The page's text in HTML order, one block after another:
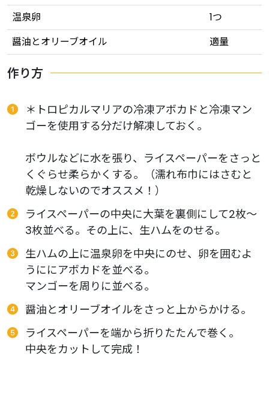
温泉卵
1つ
醤油とオリーブオイル
適量
作り方
＊トロピカルマリアの冷凍アボカドと冷凍マン
ゴーを使用する分だけ解凍しておく。
ボウルなどに水を張り、ライスペーパーをさっと
くぐらせ柔らかくする。（濡れ布巾にはさむと
乾燥しないのでオススメ！）
ライスペーパーの中央に大葉を裏側にして2枚〜
3枚並べる。その上に、生ハムをのせる。
生ハムの上に温泉卵を中央にのせ、卵を囲むよ
うににアボカドを並べる。
マンゴーを周りに並べる。
醤油とオリーブオイルをさっと上からかける。
ライスペーパーを端から折りたたんで巻く。
中央をカットして完成！